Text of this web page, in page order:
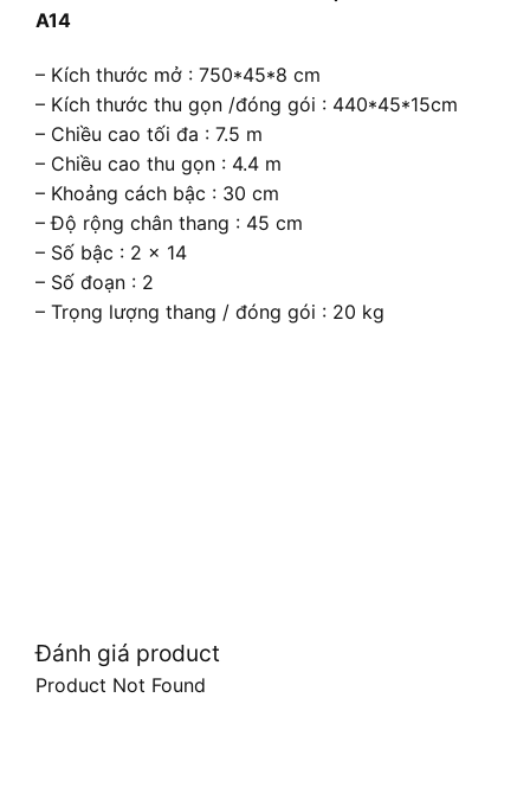
A14
– Kích thước mở : 750*45*8 cm
– Kích thước thu gọn /đóng gói : 440*45*15cm
– Chiều cao tối đa : 7.5 m
– Chiều cao thu gọn : 4.4 m
– Khoảng cách bậc : 30 cm
– Độ rộng chân thang : 45 cm
– Số bậc : 2 x 14
– Số đoạn : 2
– Trọng lượng thang / đóng gói : 20 kg
Đánh giá product
Product Not Found